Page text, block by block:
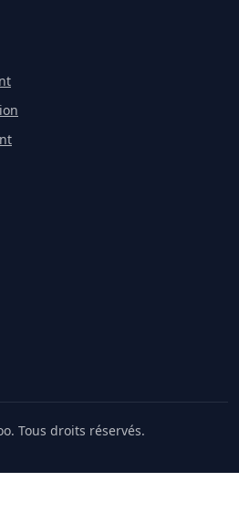
Tous droits réservés.